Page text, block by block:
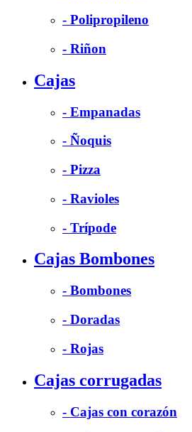
- Polipropileno
- Riñon
Cajas
- Empanadas
- Ñoquis
- Pizza
- Ravioles
- Trípode
Cajas Bombones
- Bombones
- Doradas
- Rojas
Cajas corrugadas
- Cajas con corazón